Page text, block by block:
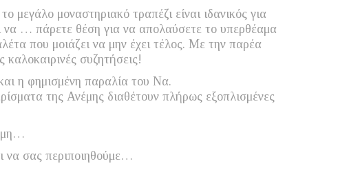
μοναστηριακό τραπέζι είναι ιδανικός για
να … πάρετε θέση για να απολαύσετε το υπερθέαμα
που μοιάζει να μην έχει τέλος. Με την παρέα
συζητήσεις!
η φημισμένη παραλία του Να.
της Ανέμης διαθέτουν πλήρως εξοπλισμένες
να σας περιποιηθούμε…